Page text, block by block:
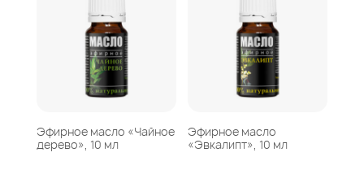
Эфирное масло «Чайное
дерево», 10 мл
Эфирное масло
«Эвкалипт», 10 мл